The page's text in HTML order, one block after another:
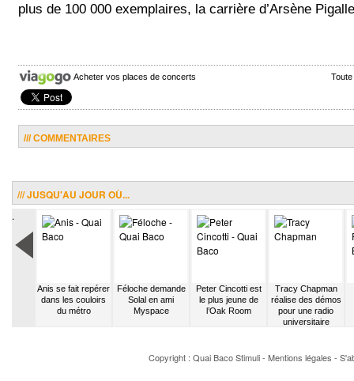
plus de 100 000 exemplaires, la carrière d’Arsène
Acheter vos places de concerts
/// COMMENTAIRES
/// JUSQU'AU JOUR OÙ...
.
Anis se fait repérer
dans les couloirs
du métro
Féloche demande
Solal en ami
Myspace
Peter Cincotti est
le plus jeune de
l’Oak Room
Tracy Chapman
réalise des démos
pour une radio
universitaire
Copyright : Quai BacoStimuli- Mentions légales -